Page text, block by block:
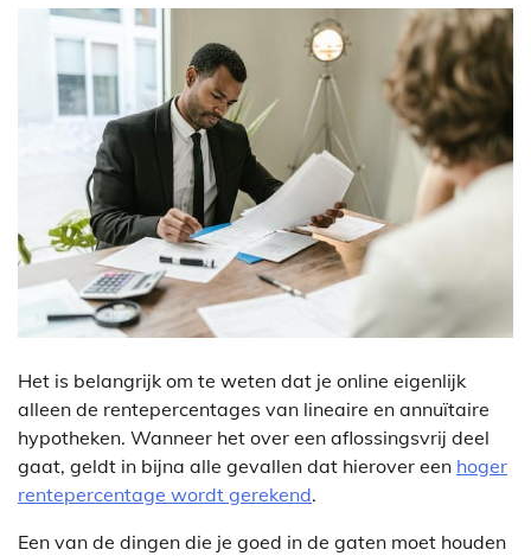
Het is belangrijk om te weten dat je online eigenlijk
alleen de rentepercentages van lineaire en annuïtaire
hypotheken. Wanneer het over een aflossingsvrij deel
gaat, geldt in bijna alle gevallen dat hierover een hoger
rentepercentage wordt gerekend.
Een van de dingen die je goed in de gaten moet houden